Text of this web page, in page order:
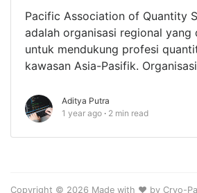
Pacific Association of Quantity
adalah organisasi regional yang
untuk mendukung profesi
kawasan Asia-Pasifik.
Aditya Putra
1 year ago
2 min read
Copyright © 2026 Made with ❤️ by Cryo-